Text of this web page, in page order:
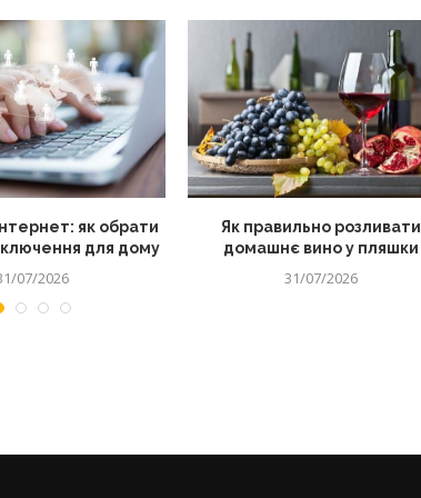
як обрати
для дому
07/2026
Як правильно розливати
домашнє вино у пляшки
31/07/2026